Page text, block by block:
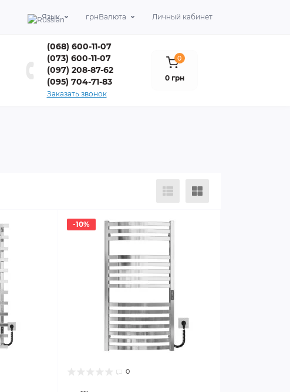
Язык грнВалюта Личный кабинет
(068) 600-11-07
(073) 600-11-07
(097) 208-87-62
(095) 704-71-83
Заказать звонок
0
0 грн
-10%
0